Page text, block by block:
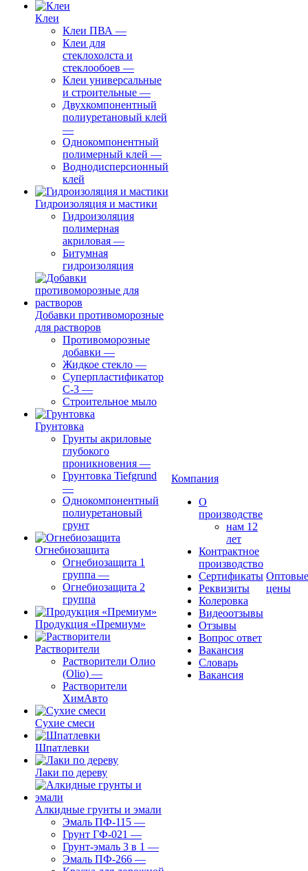
Клеи
Клеи ПВА —
Клеи для
стеклохолста и
стеклообоев —
Клеи универсальные
и строительные —
Двухкомпонентный
полиуретановый клей
—
Однокомпонентный
полимерный клей —
Воднодисперсионный
клей
Гидроизоляция и мастики
Гидроизоляция
полимерная
акриловая —
Битумная
гидроизоляция
Добавки противоморозные
для растворов
Противоморозные
добавки —
Жидкое стекло —
Суперпластификатор
С-3 —
Строительное мыло
Грунтовка
Грунты акриловые
глубокого
проникновения —
Грунтовка Tiefgrund
—
Однокомпонентный
полиуретановый
грунт
Огнебиозащита
Огнебиозащита 1
группа —
Огнебиозащита 2
группа
Продукция «Премиум»
Растворители
Растворители Олио
(Olio) —
Растворители
ХимАвто
Сухие смеси
Шпатлевки
Лаки по дереву
Алкидные грунты и эмали
Эмаль ПФ-115 —
Грунт ГФ-021 —
Грунт-эмаль 3 в 1 —
Эмаль ПФ-266 —
Компания
О
производстве
нам 12
лет
Контрактное
производство
Сертификаты
Реквизиты
Колеровка
Видеоотзывы
Отзывы
Вопрос ответ
Вакансия
Словарь
Вакансия
Оптовые
цены